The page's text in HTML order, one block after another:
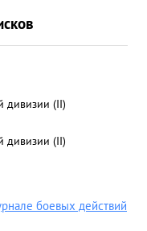
дивизии (II)
дивизии (II)
боевых действий